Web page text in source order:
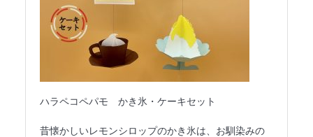
ハラペコペパモ かき氷・ケーキセット
昔懐かしいレモンシロップのかき氷は、お馴染みの